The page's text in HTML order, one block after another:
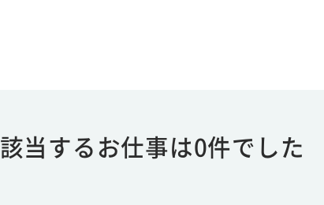
該当するお仕事は0件でした